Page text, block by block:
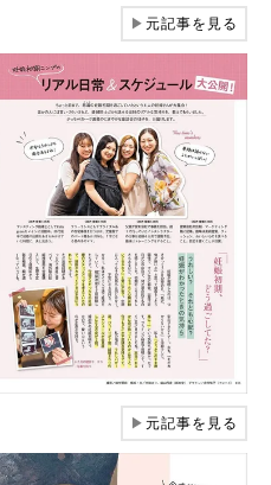
▶元記事を見る
▶元記事を見る